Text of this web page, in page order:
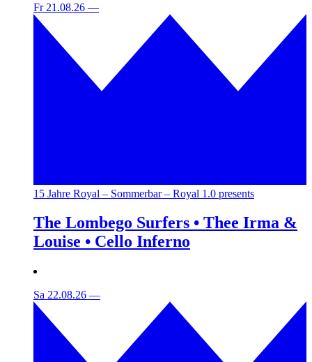
Fr 21.08.26 —
15 Jahre Royal – Sommerbar – Royal 1.0 presents
The Lombego Surfers • Thee Irma &
Louise • Cello Inferno
Sa 22.08.26 —